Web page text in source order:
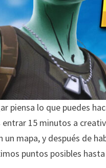
piensa lo que puedes
15 minutos a
mapa, y después de
puntos posibles